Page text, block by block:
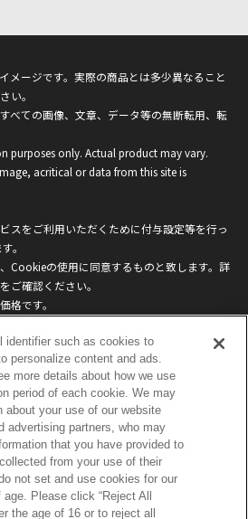
メージです。実際の商品とは多少異なること
い。
べての画像、文章、データ等の無断転用、転
purposes only. Actual product may vary.
acritical or data from this site is
スをご利用いただくために付与設定等を行っ
。
Cookieの使用に同意するものと致します。詳
をご確認ください。
格です。
Do Not Sell or Share My
Personal Information
ソーシャルメディアポリシー
お問い合わせ
identifier such as cookies to
personalize content and ads.
more details about how we use
period of each cookie. We may
about your use of our website
advertising partners, who may
that you have provided to
from your use of their
not set and use cookies for our
Please click “Reject All
the age of 16 or to reject all